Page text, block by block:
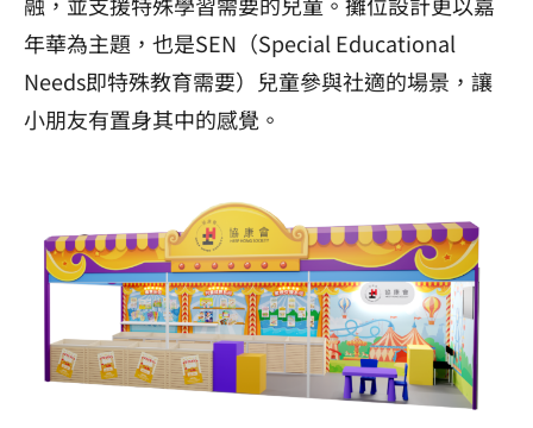
年華為主題，也是SEN（Special Educational
Needs即特殊教育需要）兒童參與社適的場景，讓
小朋友有置身其中的感覺。